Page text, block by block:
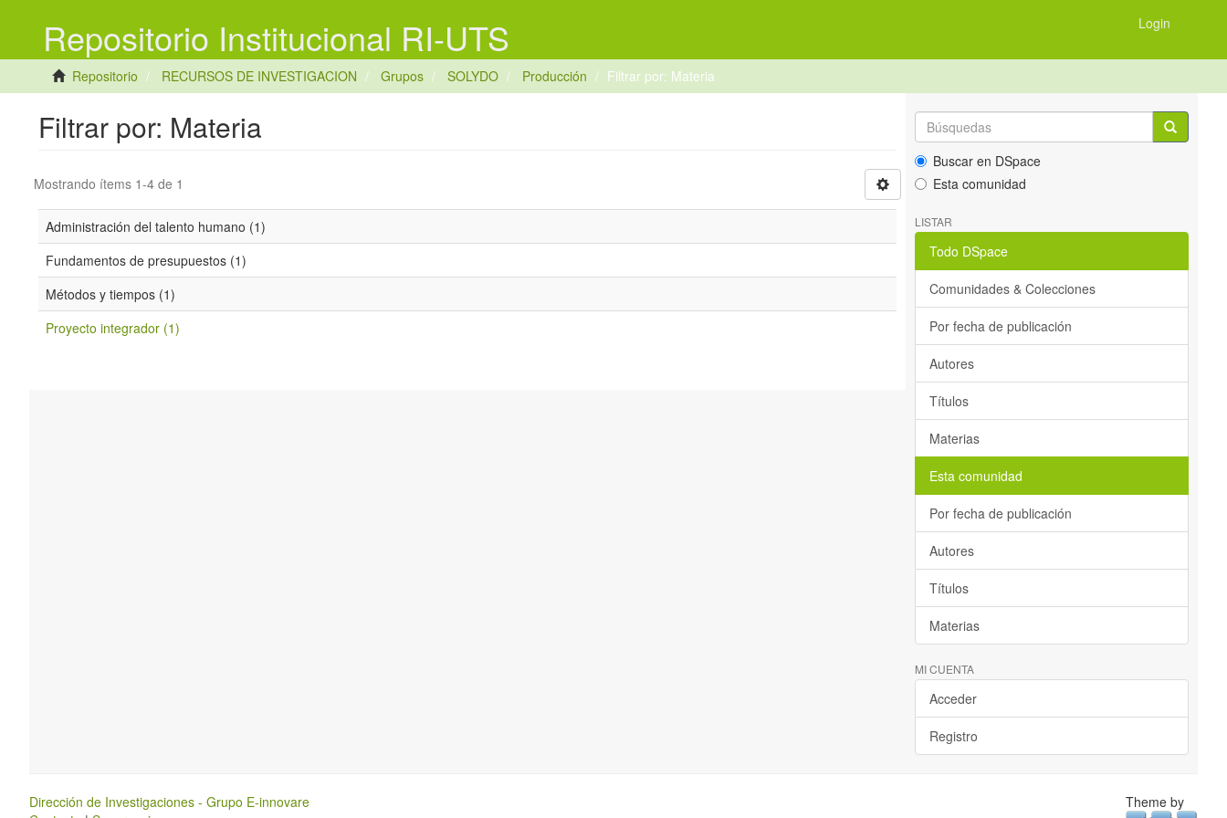
Repositorio Institucional RI-UTS Login
Repositorio RECURSOS DE INVESTIGACION Grupos SOLYDO Producción Filtrar por: Materia
Filtrar por: Materia
Mostrando ítems 1-4 de 1
Administración del talento humano (1)
Fundamentos de presupuestos (1)
Métodos y tiempos (1)
Proyecto integrador (1)
Buscar en DSpace
Esta comunidad
LISTAR
Todo DSpace
Comunidades & Colecciones
Por fecha de publicación
Autores
Títulos
Materias
Esta comunidad
Por fecha de publicación
Autores
Títulos
Materias
MI CUENTA
Acceder
Registro
Dirección de Investigaciones - Grupo E-innovare
Theme by